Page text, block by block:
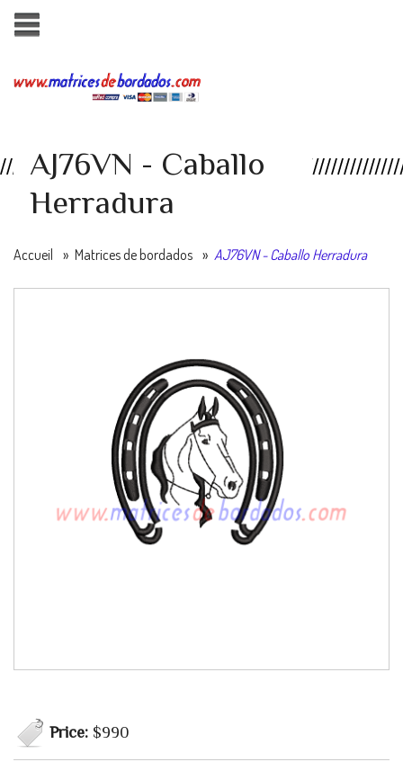
AJ76VN - Caballo
Herradura
Accueil » Matrices de bordados » AJ76VN - Caballo Herradura
Price: $990